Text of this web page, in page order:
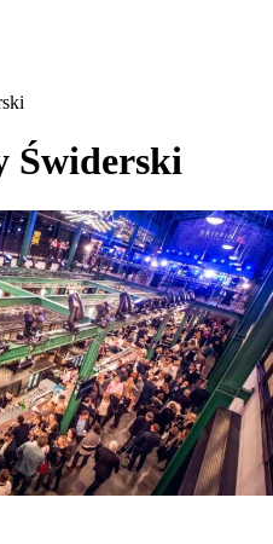
Świderski